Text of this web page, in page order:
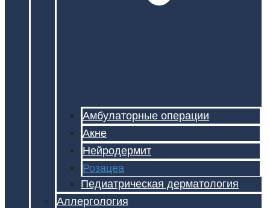
Амбулаторные операции
Акне
Нейродермит
Розацеа
Педиатрическая дерматология
Аллергология